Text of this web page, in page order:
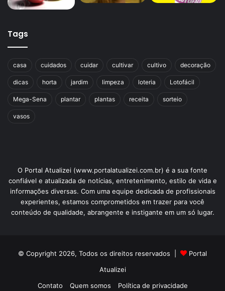
Tags
casa cuidados cuidar cultivar cultivo decoração
dicas horta jardim limpeza loteria Lotofácil
Mega-Sena plantar plantas receita sorteio
vasos
O Portal Atualizei (www.portalatualizei.com.br) é a sua fonte
confiável e atualizada de notícias, entretenimento, estilo de vida e
informações diversas. Com uma equipe dedicada de profissionais
experientes, estamos comprometidos em trazer para você
conteúdo de qualidade, abrangente e instigante em um só lugar.
© Copyright 2026, Todos os direitos reservados |
Portal
Atualizei
Contato
Quem somos Política de privacidade